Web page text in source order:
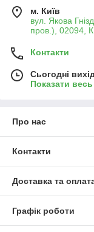
м. Київ
вул. Якова
пров.), 02094,
Контакти
Сьогодні
Показати
Про нас
Контакти
Доставка та
Графік роботи